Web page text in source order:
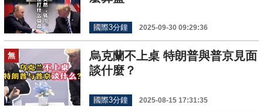
國際3分鐘 2025-09-30 09:29:36
無
烏克蘭不上桌 特朗普與普京見面
談什麼？
國際3分鐘 2025-08-15 17:31:35